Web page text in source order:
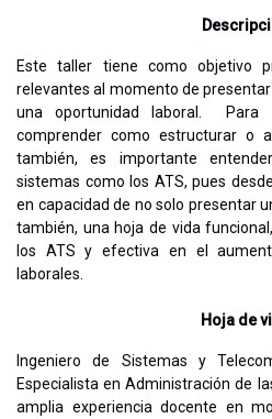
Este taller tiene como objetivo
relevantes al momento de
una oportunidad laboral. Para
comprender como estructurar o
también, es importante
sistemas como los ATS, pues
en capacidad de no solo presentar
también, una hoja de vida
los ATS y efectiva en el
laborales.
Hoja de
Ingeniero de Sistemas y
Especialista en Administración de
amplia experiencia docente en